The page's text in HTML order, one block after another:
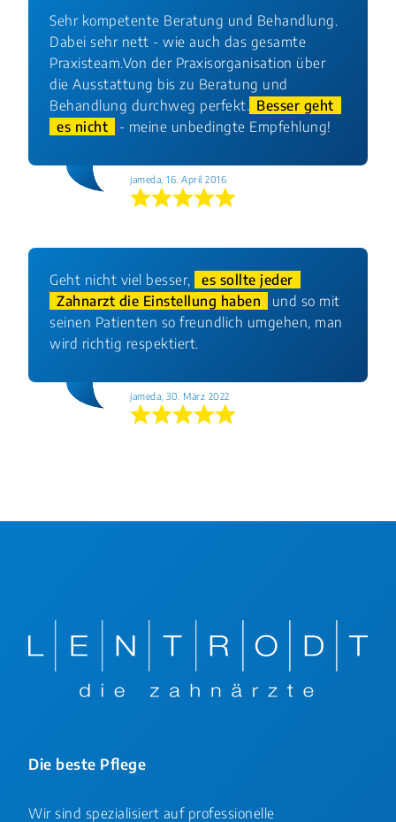
Sehr kompetente Beratung und Behandlung.
Dabei sehr nett - wie auch das gesamte
Praxisteam.Von der Praxisorganisation über
die Ausstattung bis zu Beratung und
Behandlung durchweg perfekt. Besser geht
es nicht
- meine unbedingte Empfehlung!
jameda, 16. April 2016
Geht nicht viel besser,
es sollte jeder
Zahnarzt die Einstellung haben
und so mit
seinen Patienten so freundlich umgehen, man
wird richtig respektiert.
jameda, 30. März 2022
Die beste Pflege
Wir sind spezialisiert auf professionelle